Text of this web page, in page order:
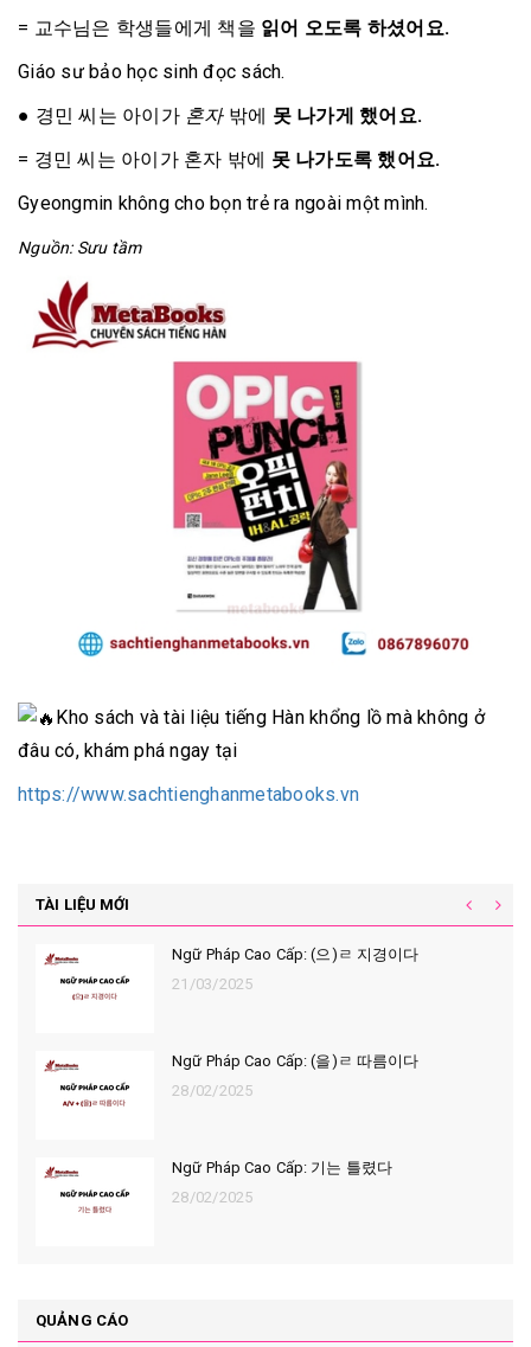
= 교수님은 학생들에게 책을 읽어 오도록 하셨어요.
Giáo sư bảo học sinh đọc sách.
● 경민 씨는 아이가 혼자밖에 못 나가게 했어요.
= 경민 씨는 아이가 혼자 밖에 못 나가도록 했어요.
Gyeongmin không cho bọn trẻ ra ngoài một mình.
Nguồn: Sưu tầm
Kho sách và tài liệu tiếng Hàn khổng lồ mà không ở
đâu có, khám phá ngay tại
https://www.sachtienghanmetabooks.vn
TÀI LIỆU MỚI
Ngữ Pháp Cao Cấp: (으)ㄹ 지경이다
21/03/2025
Ngữ Pháp Cao Cấp: (을)ㄹ 따름이다
28/02/2025
Ngữ Pháp Cao Cấp: 기는 틀렸다
28/02/2025
QUẢNG CÁO